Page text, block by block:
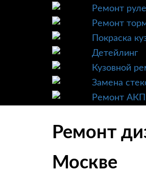
Ремонт
Ремонт
Покраска
Детейлинг
Кузовной
Замена
Ремонт
Ремонт
Москве